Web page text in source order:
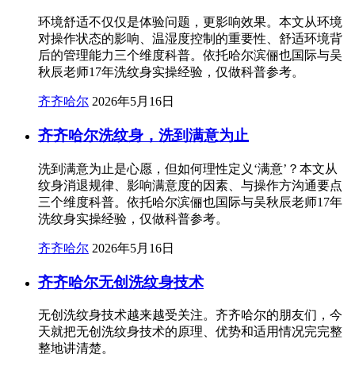
环境舒适不仅仅是体验问题，更影响效果。本文从环境
对操作状态的影响、温湿度控制的重要性、舒适环境背
后的管理能力三个维度科普。依托哈尔滨俪也国际与吴
秋辰老师17年洗纹身实操经验，仅做科普参考。
齐齐哈尔 2026年5月16日
齐齐哈尔洗纹身，洗到满意为止
洗到满意为止是心愿，但如何理性定义‘满意’？本文从
纹身消退规律、影响满意度的因素、与操作方沟通要点
三个维度科普。依托哈尔滨俪也国际与吴秋辰老师17年
洗纹身实操经验，仅做科普参考。
齐齐哈尔 2026年5月16日
齐齐哈尔无创洗纹身技术
无创洗纹身技术越来越受关注。齐齐哈尔的朋友们，今
天就把无创洗纹身技术的原理、优势和适用情况完完整
整地讲清楚。